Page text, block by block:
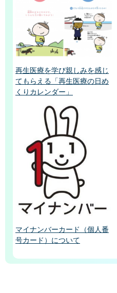
再生医療を学び親しみを感じ
てもらえる「再生医療の日め
くりカレンダー」
マイナンバーカード（個人番
号カード）について